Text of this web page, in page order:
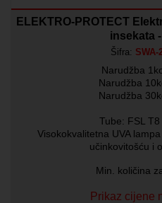
ELEKTRO-PROTECT
insekata
Šifra: SWA-
Narudžba
Narudžba
Narudžba
Tube: FSL
Visokokvalitetna UVA
učinkovitošću i
Min. količina
Prikaz cijene